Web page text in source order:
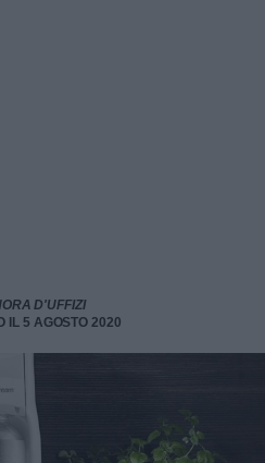
D'UFFIZI
IL 5 AGOSTO 2020